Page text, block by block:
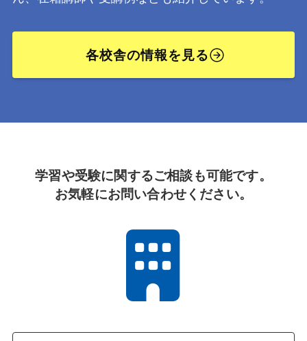
各校舎の情報を見る
学習や受験に関するご相談も可能です。
お気軽にお問い合わせください。